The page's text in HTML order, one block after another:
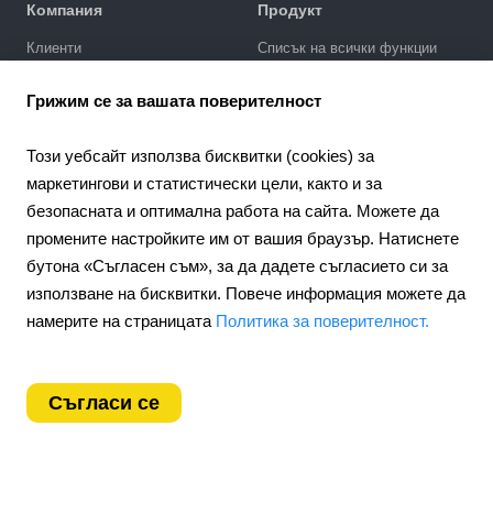
Компания
Клиенти
Продукт
Списък на всички функции
SEO промотиране
Цени
Поддръжка
Портал за поддръжка
Напишете запитване
Партньорска програма
Грижим се за вашата поверителност
Този уебсайт използва бисквитки (cookies) за
маркетингови и статистически цели, както и за
безопасната и оптимална работа на сайта. Можете да
промените настройките им от вашия браузър. Натиснете
бутона «Съгласен съм», за да дадете съгласието си за
използване на бисквитки. Повече информация можете да
намерите на страницата Политика за поверителност.
Съгласи се